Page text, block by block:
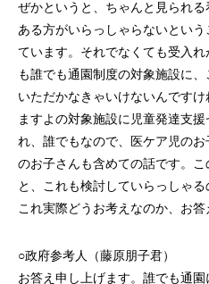
ぜかというと、ちゃんと見られ
ある方がいらっしゃらないとい
ています。それでなくても受入
も誰でも通園制度の対象施設に
いただかなきゃいけないんです
ますよの対象施設に児童発達支
れ、誰でもなので、医ケア児の
のお子さんも含めての話です。
と、これも検討していらっしゃる
これ実際どうお考えなのか、お答
○政府参考人（藤原朋子君）
お答え申し上げます。誰でも通